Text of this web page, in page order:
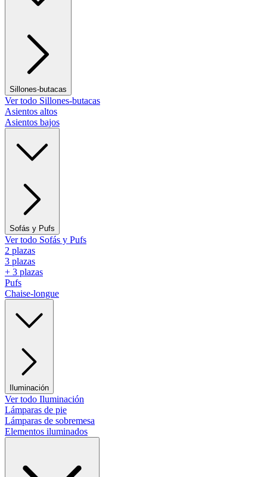
Sillones-butacas
Ver todo Sillones-butacas
Asientos altos
Asientos bajos
Sofás y Pufs
Ver todo Sofás y Pufs
2 plazas
3 plazas
+ 3 plazas
Pufs
Chaise-longue
Iluminación
Ver todo Iluminación
Lámparas de pie
Lámparas de sobremesa
Elementos iluminados